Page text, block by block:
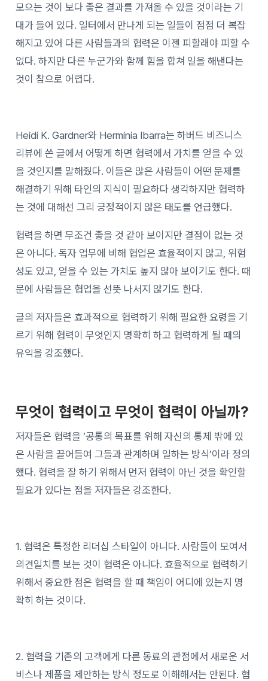
모으는 것이 보다 좋은 결과를 가져올 수 있을 것이라는 기
대가 들어 있다. 일터에서 만나게 되는 일들이 점점 더 복잡
해지고 있어 다른 사람들과의 협력은 이젠 피할래야 피할 수
없다. 하지만 다른 누군가와 함께 힘을 합쳐 일을 해낸다는
것이 참으로 어렵다.
Heidi K. Gardner와 Herminia Ibarra는 하버드 비즈니스
리뷰에 쓴 글에서 어떻게 하면 협력에서 가치를 얻을 수 있
을 것인지를 말해줬다. 이들은 많은 사람들이 어떤 문제를
해결하기 위해 타인의 지식이 필요하다 생각하지만 협력하
는 것에 대해선 그리 긍정적이지 않은 태도를 언급했다.
협력을 하면 무조건 좋을 것 같아 보이지만 결점이 없는 것
은 아니다. 독자 업무에 비해 협업은 효율적이지 않고, 위험
성도 있고, 얻을 수 있는 가치도 높지 않아 보이기도 한다. 때
문에 사람들은 협업을 선뜻 나서지 않기도 한다.
글의 저자들은 효과적으로 협력하기 위해 필요한 요령을 기
르기 위해 협력이 무엇인지 명확히 하고 협력하게 될 때의
유익을 강조했다.
무엇이 협력이고 무엇이 협력이 아닐까?
저자들은 협력을 ‘공통의 목표를 위해 자신의 통제 밖에 있
은 사람을 끌어들여 그들과 관계하며 일하는 방식’이라 정의
했다. 협력을 잘 하기 위해서 먼저 협력이 아닌 것을 확인할
필요가 있다는 점을 저자들은 강조한다.
1. 협력은 특정한 리더십 스타일이 아니다. 사람들이 모여서
의견일치를 보는 것이 협력은 아니다. 효율적으로 협력하기
위해서 중요한 점은 협력을 할 때 책임이 어디에 있는지 명
확히 하는 것이다.
2. 협력을 기존의 고객에게 다른 동료의 관점에서 새로운 서
비스나 제품을 제안하는 방식 정도로 이해해서는 안된다. 협